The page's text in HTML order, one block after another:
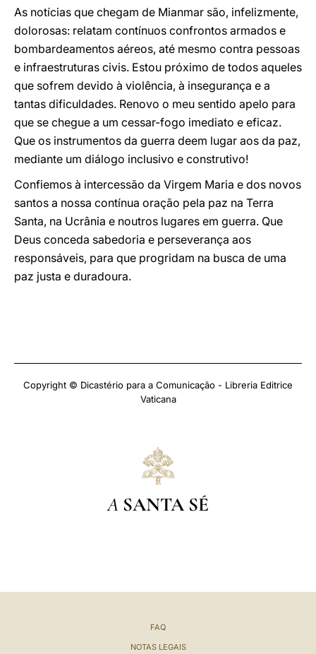
As notícias que chegam de Mianmar são, infelizmente,
dolorosas: relatam contínuos confrontos armados e
bombardeamentos aéreos, até mesmo contra pessoas
e infraestruturas civis. Estou próximo de todos aqueles
que sofrem devido à violência, à insegurança e a
tantas dificuldades. Renovo o meu sentido apelo para
que se chegue a um cessar-fogo imediato e eficaz.
Que os instrumentos da guerra deem lugar aos da paz,
mediante um diálogo inclusivo e construtivo!
Confiemos à intercessão da Virgem Maria e dos novos
santos a nossa contínua oração pela paz na Terra
Santa, na Ucrânia e noutros lugares em guerra. Que
Deus conceda sabedoria e perseverança aos
responsáveis, para que progridam na busca de uma
paz justa e duradoura.
Copyright © Dicastério para a Comunicação - Libreria Editrice
Vaticana
A SANTA SÉ
FAQ
NOTAS LEGAIS